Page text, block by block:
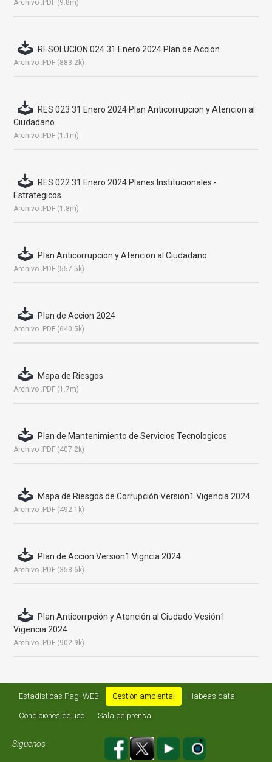
Archivo .PDF (9.8m)
RESOLUCION 024 31 Enero 2024 Plan de Accion
Archivo .PDF (883.2k)
RES 023 31 Enero 2024 Plan Anticorrupcion y Atencion al
Ciudadano.
Archivo .PDF (1.1m)
RES 022 31 Enero 2024 Planes Institucionales -
Estrategicos
Archivo .PDF (1.8m)
Plan Anticorrupcion y Atencion al Ciudadano.
Archivo .PDF (557.5k)
Plan de Accion 2024
Archivo .PDF (640.5k)
Mapa de Riesgos
Archivo .PDF (1.7m)
Plan de Mantenimiento de Servicios Tecnologicos
Archivo .PDF (407.2k)
Mapa de Riesgos de Corrupción Version1 Vigencia 2024
Archivo .PDF (492.1k)
Plan de Accion Version1 Vigncia 2024
Archivo .PDF (353.6k)
Plan Anticorrpción y Atención al Ciudado Vesión1
Vigencia 2024
Archivo .PDF (902.9k)
Estadisticas Pag. WEB Gestión ambiental Habeas data
Condiciones de uso Sala de prensa
Síguenos